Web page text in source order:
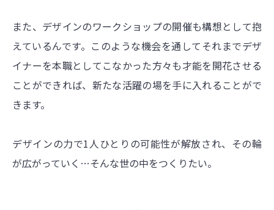
また、デザインのワークショップの開催も構想として抱
えているんです。このような機会を通してそれまでデザ
イナーを本職としてこなかった方々も才能を開花させる
ことができれば、新たな活躍の場を手に入れることがで
きます。
デザインの力で1人ひとりの可能性が解放され、その輪
が広がっていく…そんな世の中をつくりたい。